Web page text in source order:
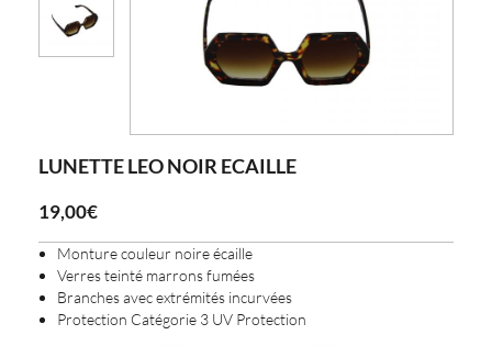
LUNETTE LEO NOIR ECAILLE
19,00€
Monture couleur noire écaille
Verres teinté marrons fumées
Branches avec extrémités incurvées
Protection Catégorie 3 UV Protection